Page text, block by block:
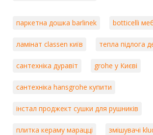
паркетна дошка barlinek botticelli
ламінат classen київ тепла підлога
сантехніка дуравіт grohe у Києві
сантехніка hansgrohe купити
інстал проджект сушки для рушників
плитка кераму марацці змішувачі